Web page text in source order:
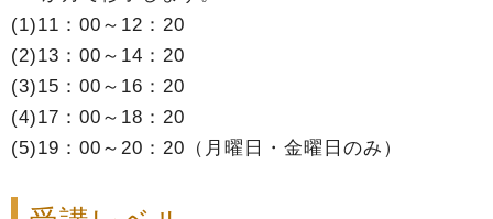
(1)11：00～12：20
(2)13：00～14：20
(3)15：00～16：20
(4)17：00～18：20
(5)19：00～20：20（月曜日・金曜日のみ）